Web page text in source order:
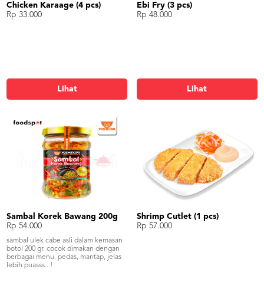
Chicken Karaage (4 pcs)
Rp 33.000
Lihat
Ebi Fry (3 pcs)
Rp 48.000
Lihat
Sambal Korek Bawang 200g
Rp 54.000
sambal ulek cabe asli dalam kemasan
botol 200 gr. cocok dimakan dengan
berbagai menu. pedas, mantap, jelas
lebih puasss...!
Shrimp Cutlet (1 pcs)
Rp 57.000